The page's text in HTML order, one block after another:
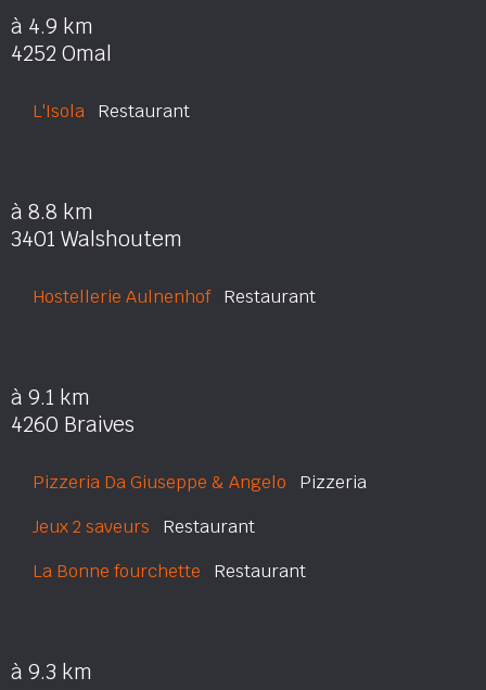
à 4.9 km
4252 Omal
L'Isola Restaurant
à 8.8 km
3401 Walshoutem
Hostellerie AulnenhofRestaurant
à 9.1 km
4260 Braives
Pizzeria Da Giuseppe & Angelo Pizzeria
Jeux 2 saveurs Restaurant
La Bonne fourchette Restaurant
à 9.3 km